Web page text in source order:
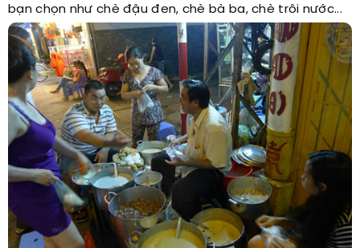
bạn chọn như chè đậu đen, chè bà ba, chè trôi nước...